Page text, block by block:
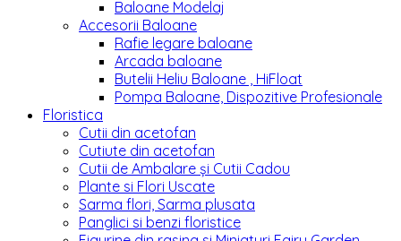
Baloane Modelaj
Accesorii Baloane
Rafie legare baloane
Arcada baloane
Butelii Heliu Baloane , HiFloat
Pompa Baloane, Dispozitive Profesionale
Floristica
Cutii din acetofan
Cutiute din acetofan
Cutii de Ambalare și Cutii Cadou
Plante si Flori Uscate
Sarma flori, Sarma plusata
Panglici si benzi floristice